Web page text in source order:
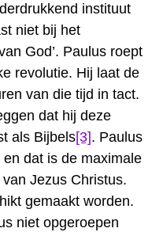
instituut
niet bij het
God’. Paulus roept
revolutie. Hij laat de
van die tijd in tact.
dat hij deze
als Bijbels[3]. Paulus
dat is de maximale
Jezus Christus.
gemaakt worden.
niet opgeroepen